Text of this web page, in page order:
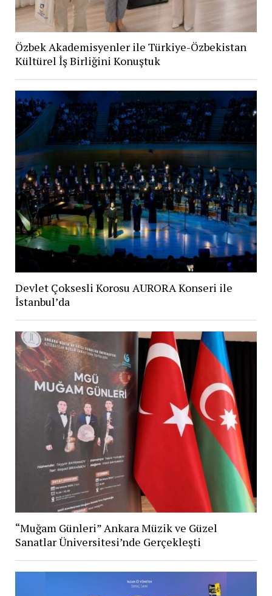
Özbek Akademisyenler ile Türkiye-Özbekistan
Kültürel İş Birliğini Konuştuk
Devlet Çoksesli Korosu AURORA Konseri ile
İstanbul’da
“Muğam Günleri” Ankara Müzik ve Güzel
Sanatlar Üniversitesi’nde Gerçekleşti